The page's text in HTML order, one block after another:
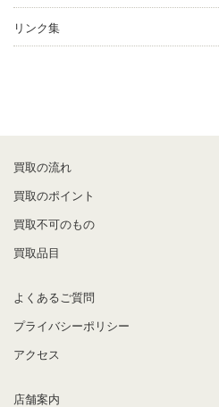
リンク集
買取の流れ
買取のポイント
買取不可のもの
買取品目
よくあるご質問
プライバシーポリシー
アクセス
店舗案内